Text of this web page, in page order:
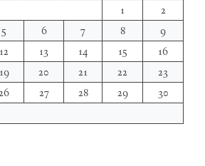
1
2
5 6 7 8
9
12 13 14 15
16
19 20 21 22
23
27 28 29
30